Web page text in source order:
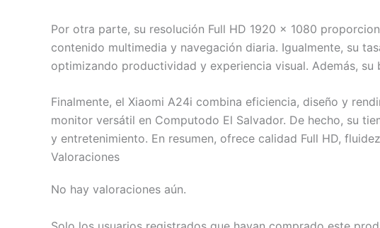
Por otra parte, su resolución Full HD 1920 x 1080
contenido multimedia y navegación diaria. Igualmente, su
optimizando productividad y experiencia visual. Además,
Finalmente, el Xiaomi A24i combina eficiencia, diseño y
monitor versátil en Computodo El Salvador. De hecho, su
y entretenimiento. En resumen, ofrece calidad Full HD,
Valoraciones
No hay valoraciones aún.